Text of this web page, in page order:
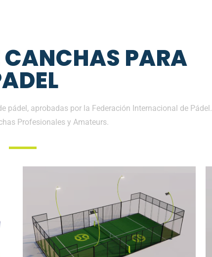
CANCHAS PARA
pádel, aprobadas por la Federación Internacional de Pádel.
Profesionales y Amateurs.